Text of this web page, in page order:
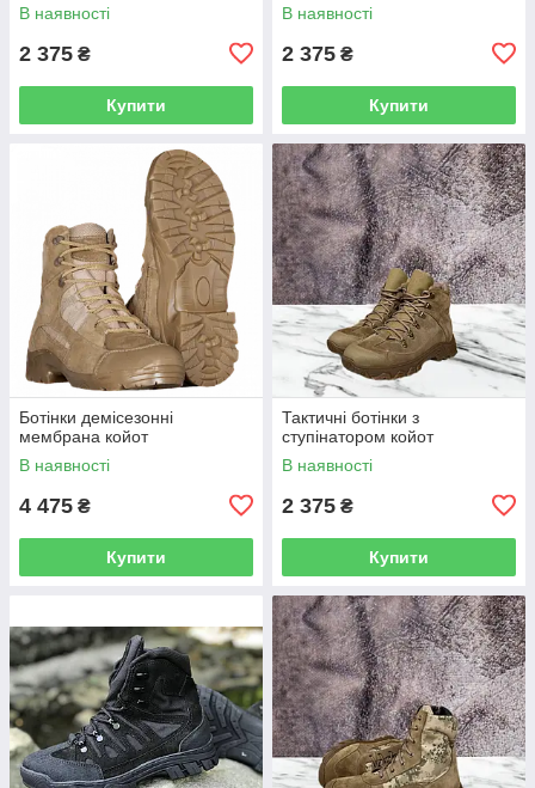
В наявності
2 375 ₴
Купити
В наявності
2 375 ₴
Купити
Ботінки демісезонні
мембрана койот
В наявності
4 475 ₴
Купити
Тактичні ботінки з
ступінатором койот
В наявності
2 375 ₴
Купити